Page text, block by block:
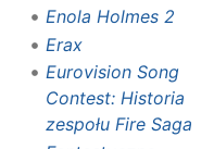
Enola Holmes 2
Erax
Eurovision Song
Contest: Historia
zespołu Fire Saga